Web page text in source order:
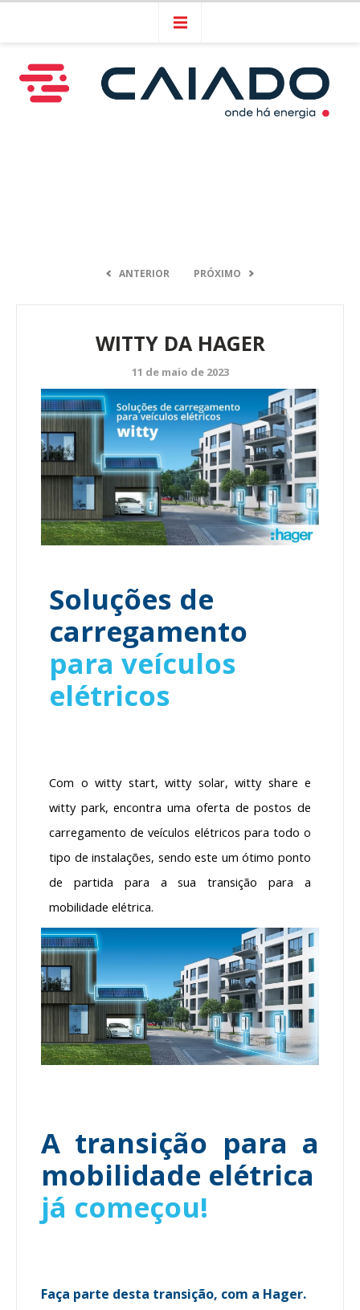
ANTERIOR PRÓXIMO
WITTY DA HAGER
11 de maio de 2023
Soluções de
carregamento
para veículos
elétricos
Com o witty start, witty solar, witty share e
witty park, encontra uma oferta de postos de
carregamento de veículos elétricos para todo o
tipo de instalações, sendo este um ótimo ponto
de partida para a sua transição para a
mobilidade elétrica.
A transição para a
mobilidade elétrica
já começou!
Faça parte desta transição, com a Hager.